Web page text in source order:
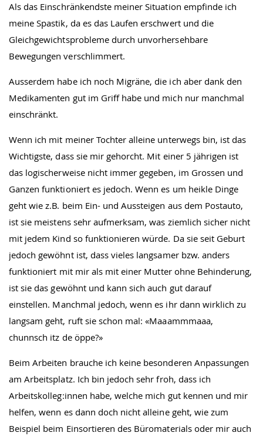
Als das Einschränkendste meiner Situation empfinde ich
meine Spastik, da es das Laufen erschwert und die
Gleichgewichtsprobleme durch unvorhersehbare
Bewegungen verschlimmert.
Ausserdem habe ich noch Migräne, die ich aber dank den
Medikamenten gut im Griff habe und mich nur manchmal
einschränkt.
Wenn ich mit meiner Tochter alleine unterwegs bin, ist das
Wichtigste, dass sie mir gehorcht. Mit einer 5 jährigen ist
das logischerweise nicht immer gegeben, im Grossen und
Ganzen funktioniert es jedoch. Wenn es um heikle Dinge
geht wie z.B. beim Ein- und Aussteigen aus dem Postauto,
ist sie meistens sehr aufmerksam, was ziemlich sicher nicht
mit jedem Kind so funktionieren würde. Da sie seit Geburt
jedoch gewöhnt ist, dass vieles langsamer bzw. anders
funktioniert mit mir als mit einer Mutter ohne Behinderung,
ist sie das gewöhnt und kann sich auch gut darauf
einstellen. Manchmal jedoch, wenn es ihr dann wirklich zu
langsam geht, ruft sie schon mal: «Maaammmaaa,
chunnsch itz de öppe?»
Beim Arbeiten brauche ich keine besonderen Anpassungen
am Arbeitsplatz. Ich bin jedoch sehr froh, dass ich
Arbeitskolleg:innen habe, welche mich gut kennen und mir
helfen, wenn es dann doch nicht alleine geht, wie zum
Beispiel beim Einsortieren des Büromaterials oder mir auch